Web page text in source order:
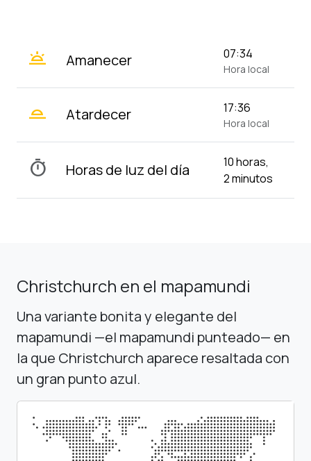
wb_twilight Amanecer 07:34
Hora local
wb_twilight_2 Atardecer 17:36
Hora local
timer Horas de luz del día
10 horas,
2 minutos
Christchurch en el mapamundi
Una variante bonita y elegante del
mapamundi —el mapamundi punteado— en
la que Christchurch aparece resaltada con
un gran punto azul.